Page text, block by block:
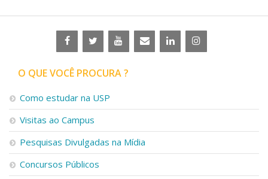
O QUE VOCÊ PROCURA ?
Como estudar na USP
Visitas ao Campus
Pesquisas Divulgadas na Mídia
Concursos Públicos